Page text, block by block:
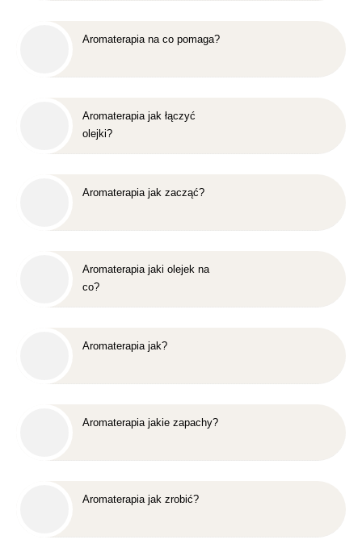
Aromaterapia na co pomaga?
Aromaterapia jak łączyć
olejki?
Aromaterapia jak zacząć?
Aromaterapia jaki olejek na
co?
Aromaterapia jak?
Aromaterapia jakie zapachy?
Aromaterapia jak zrobić?